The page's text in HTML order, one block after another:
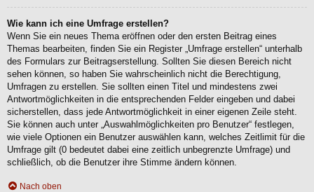
Wie kann ich eine Umfrage erstellen?
Wenn Sie ein neues Thema eröffnen oder den ersten Beitrag eines
Themas bearbeiten, finden Sie ein Register „Umfrage erstellen“ unterhalb
des Formulars zur Beitragserstellung. Sollten Sie diesen Bereich nicht
sehen können, so haben Sie wahrscheinlich nicht die Berechtigung,
Umfragen zu erstellen. Sie sollten einen Titel und mindestens zwei
Antwortmöglichkeiten in die entsprechenden Felder eingeben und dabei
sicherstellen, dass jede Antwortmöglichkeit in einer eigenen Zeile steht.
Sie können auch unter „Auswahlmöglichkeiten pro Benutzer“ festlegen,
wie viele Optionen ein Benutzer auswählen kann, welches Zeitlimit für die
Umfrage gilt (0 bedeutet dabei eine zeitlich unbegrenzte Umfrage) und
schließlich, ob die Benutzer ihre Stimme ändern können.
Nach oben